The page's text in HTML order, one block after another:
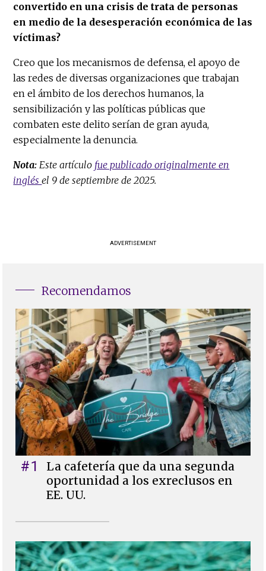
convertido en una crisis de trata de personas
en medio de la desesperación económica de las
víctimas?
Creo que los mecanismos de defensa, el apoyo de
las redes de diversas organizaciones que trabajan
en el ámbito de los derechos humanos, la
sensibilización y las políticas públicas que
combaten este delito serían de gran ayuda,
especialmente la denuncia.
Nota:Este artículo fue publicado originalmente en
inglésel 9 de septiembre de 2025.
ADVERTISEMENT
Recomendamos
#1
La cafetería que da una segunda
oportunidad a los exreclusos en
EE. UU.